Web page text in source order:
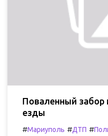
Поваленный забор
езды
#Мариуполь #ДТП #